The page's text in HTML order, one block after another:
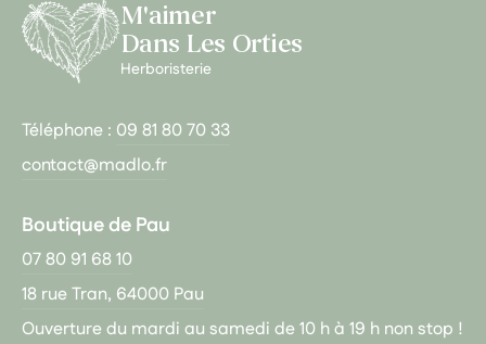
M'aimer
Dans Les Orties
Herboristerie
Téléphone : 09 81 80 70 33
contact@madlo.fr
Boutique de Pau
07 80 91 68 10
18 rue Tran, 64000 Pau
Ouverture du mardi au samedi de 10 h à 19 h non stop !